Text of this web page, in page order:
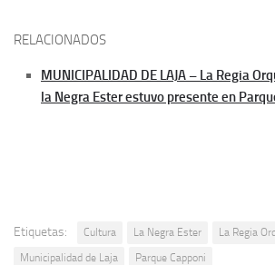
RELACIONADOS
MUNICIPALIDAD DE LAJA – La Regia
la Negra Ester estuvo presente en
Etiquetas: Cultura La Negra Ester La Regia
Municipalidad de Laja
Parque Capponi